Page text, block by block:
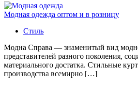
Модная одежда оптом и в розницу
Стиль
Модна Справа — знаменитый вид
представителей разного поколения,
материального достатка. Стильные
производства всемирно […]